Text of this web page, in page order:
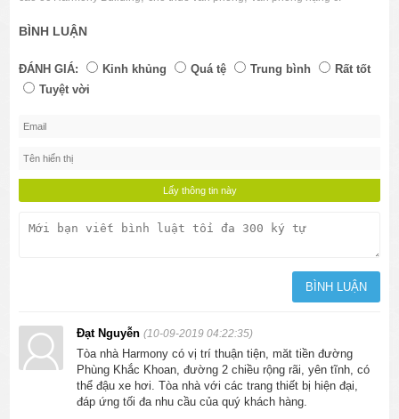
BÌNH LUẬN
ĐÁNH GIÁ: Kinh khủng Quá tệ Trung bình
Rất tốt
Tuyệt vời
Đạt Nguyễn(10-09-2019 04:22:35)
Tòa nhà Harmony có vị trí thuận tiện, măt tiền đường
Phùng Khắc Khoan, đường 2 chiều rộng rãi, yên tĩnh, có
thể đậu xe hơi. Tòa nhà với các trang thiết bị hiện đại,
đáp ứng tối đa nhu cầu của quý khách hàng.